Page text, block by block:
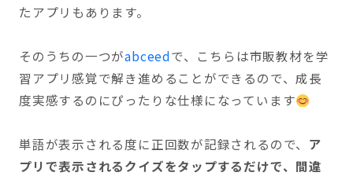
たアプリもあります。
そのうちの一つがabceedで、こちらは市販教材を学
習アプリ感覚で解き進めることができるので、成長
度実感するのにぴったりな仕様になっています
単語が表示される度に正回数が記録されるので、 ア
プリで表示されるクイズをタップするだけで、間違